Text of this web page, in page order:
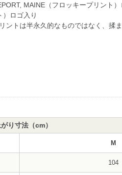
MAINE（フロッキープリント）
ロゴ入り
ントは半永久的なものではなく、
り寸法（cm）
M
104